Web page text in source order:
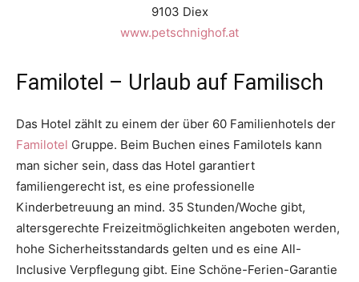
9103 Diex
www.petschnighof.at
Familotel – Urlaub auf Familisch
Das Hotel zählt zu einem der über 60 Familienhotels der
Familotel Gruppe. Beim Buchen eines Familotels kann
man sicher sein, dass das Hotel garantiert
familiengerecht ist, es eine professionelle
Kinderbetreuung an mind. 35 Stunden/Woche gibt,
altersgerechte Freizeitmöglichkeiten angeboten werden,
hohe Sicherheitsstandards gelten und es eine All-
Inclusive Verpflegung gibt. Eine Schöne-Ferien-Garantie